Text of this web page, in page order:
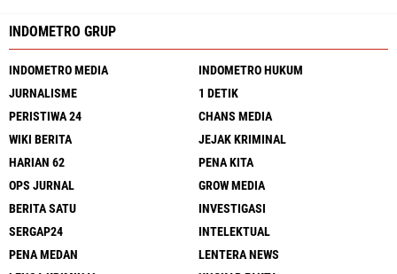
INDOMETRO GRUP
INDOMETRO MEDIA
INDOMETRO HUKUM
JURNALISME
1 DETIK
PERISTIWA 24
CHANS MEDIA
WIKI BERITA
JEJAK KRIMINAL
HARIAN 62
PENA KITA
OPS JURNAL
GROW MEDIA
BERITA SATU
INVESTIGASI
SERGAP24
INTELEKTUAL
PENA MEDAN
LENTERA NEWS